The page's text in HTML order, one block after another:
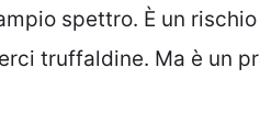
spettro. È un
truffaldine. Ma è un